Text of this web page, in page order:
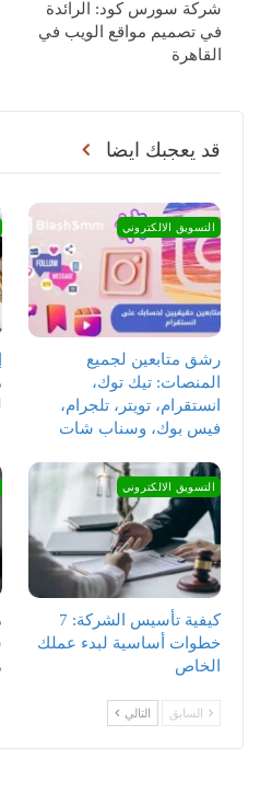
شركة سورس كود: الرائدة
في تصميم مواقع الويب في
القاهرة
قد يعجبك ايضا
التسويق الالكتروني
رشق متابعين لجميع
المنصات: تيك توك،
انستقرام، تويتر، تلجرام،
فيس بوك، وسناب شات
التسويق الالكتروني
كيفية تأسيس الشركة: 7
خطوات أساسية لبدء عملك
الخاص
السابق التالي